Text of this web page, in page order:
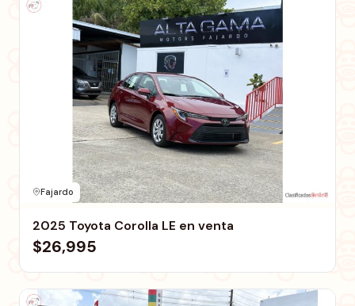
Fajardo
2025 Toyota Corolla LE en venta
$26,995